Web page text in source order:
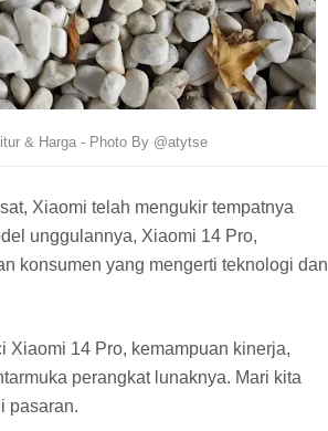
& Harga - Photo By @atytse
Xiaomi telah mengukir tempatnya
unggulannya, Xiaomi 14 Pro,
konsumen yang mengerti teknologi dan
Xiaomi 14 Pro, kemampuan kinerja,
perangkat lunaknya. Mari kita
pasaran.